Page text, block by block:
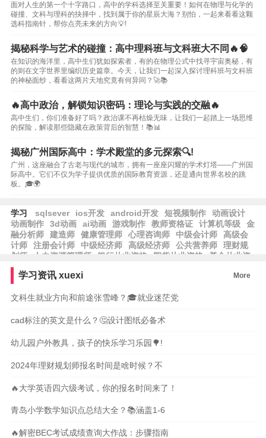
面对人生的第一个十字路口，高中的学科选择至关重要！如何在物理与化学的
碰撞、文科与理科的抉择中，找到属于你的星辰大海？别怕，一起来看看这颗
选科指南针，帮你点亮未来的方向💡!
揭秘科学与艺术的碰撞：高中理科班与文科班大不同🔥🧠
在知识的海洋里，高中生们犹如探索者，有的在物理公式中找寻宇宙奥秘，有
的则在文字世界里编织历史篇章。今天，让我们一起深入探讨理科班与文科班
的神秘面纱，看看这两片天地究竟有何异同？🚀📚
🔥高中政治，解锁知识密码：理论与实践的交融🔥
高中生们，你们准备好了吗？政治课不再枯燥无味，让我们一起踏上一场思维
的探险，解读那些隐藏在政策背后的智慧！📚📊
揭秘广州国际高中：学术殿堂的多元探索🔍!
广州，这座融合了古老与现代的城市，拥有一座座闪耀的学术灯塔——广州国
际高中。它们不仅为学子提供优质的国际教育资源，还是通向世界名校的跳
板。🎓🌍
学习 sqlsever ios开发 android开发 短视频制作
动画设计
动画制作
3d动画 ai动画 游戏制作 教师资格证 计算机等级
金
融分析师
建造师 健康管理师 心理咨询师 中级会计师
高级会
计师
注册会计师 中级经济师 高级经济师 公共营养师
理财规
划师
人力资源管理师 银行从业资格 期货从业资格
基金从业资
格
学习资讯 xuexi More
文科生就业方向和前途张雪峰？🎓就业迷茫党
cad标注的英文是什么？🤔设计图纸必备术
幼儿园户外教具，孩子的快乐学习乐园🌳!
2024年理财规划师报名时间是啥时候？不
🔥大学英语四六级考试，你的报名时间来了！
青岛小学数学知识点总结大全？📚涵盖1-6
🔥解密BEC考试成绩查询大作战：步骤指南